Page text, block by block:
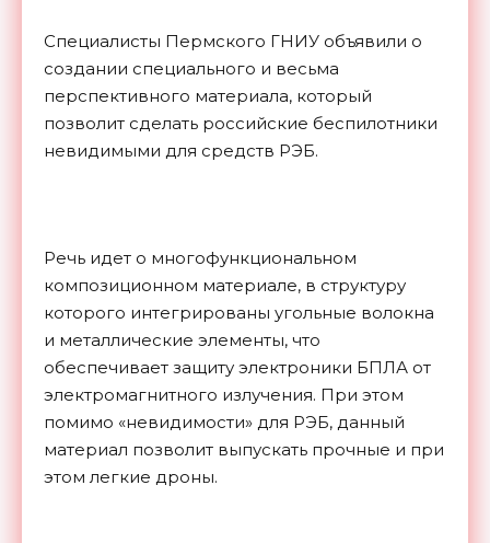
Специалисты Пермского ГНИУ объявили о
создании специального и весьма
перспективного материала, который
позволит сделать российские беспилотники
невидимыми для средств РЭБ.
Речь идет о многофункциональном
композиционном материале, в структуру
которого интегрированы угольные волокна
и металлические элементы, что
обеспечивает защиту электроники БПЛА от
электромагнитного излучения. При этом
помимо «невидимости» для РЭБ, данный
материал позволит выпускать прочные и при
этом легкие дроны.